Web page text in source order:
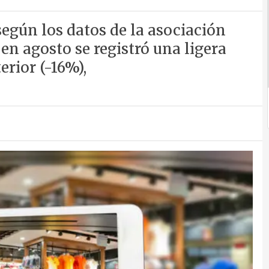
los datos de la asociación
agosto se registró una ligera
(-16%),